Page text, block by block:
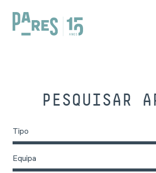
PESQUISAR
Tipo
Equipa